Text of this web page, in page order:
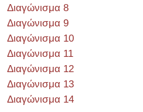
Διαγώνισμα 8
Διαγώνισμα 9
Διαγώνισμα 10
Διαγώνισμα 11
Διαγώνισμα 12
Διαγώνισμα 13
Διαγώνισμα 14